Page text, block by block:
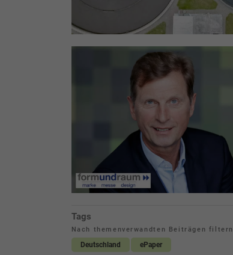
Tags
Nach themenverwandten Beiträgen filtern
Deutschland ePaper